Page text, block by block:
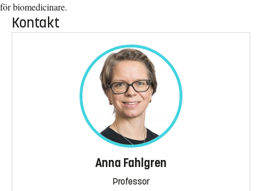
för biomedicinare.
Kontakt
Anna Fahlgren
Professor